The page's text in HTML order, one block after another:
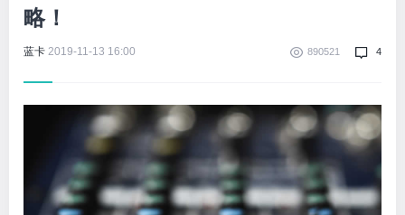
略！
蓝卡 2019-11-13 16:00 890521 4